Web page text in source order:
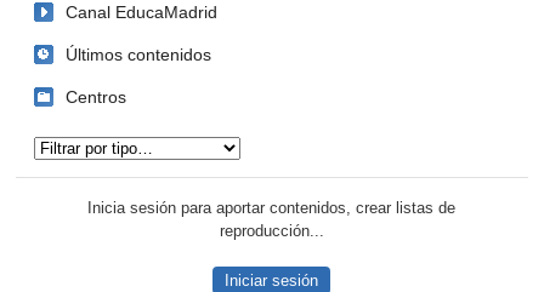
Canal EducaMadrid
Últimos contenidos
Centros
Inicia sesión para aportar contenidos, crear listas de
reproducción...
Iniciar sesión